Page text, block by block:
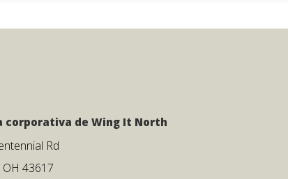
corporativa de Wing It North
Rd
43617